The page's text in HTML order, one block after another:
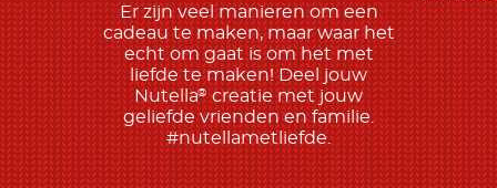
Er zijn veel manieren om een
cadeau te maken, maar waar het
echt om gaat is om het met
liefde te maken! Deel jouw
Nutella® creatie met jouw
geliefde vrienden en familie.
#nutellametliefde.